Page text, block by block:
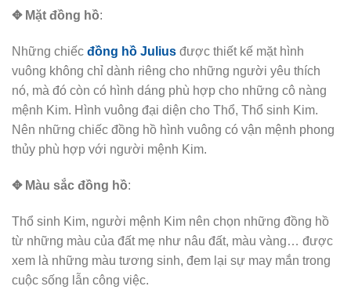
✥ Mặt đồng hồ:
Những chiếc đồng hồ Julius được thiết kế mặt hình
vuông không chỉ dành riêng cho những người yêu thích
nó, mà đó còn có hình dáng phù hợp cho những cô nàng
mệnh Kim. Hình vuông đại diện cho Thổ, Thổ sinh Kim.
Nên những chiếc đồng hồ hình vuông có vận mệnh phong
thủy phù hợp với người mệnh Kim.
✥ Màu sắc đồng hồ:
Thổ sinh Kim, người mệnh Kim nên chọn những đồng hồ
từ những màu của đất mẹ như nâu đất, màu vàng… được
xem là những màu tương sinh, đem lại sự may mắn trong
cuộc sống lẫn công việc.